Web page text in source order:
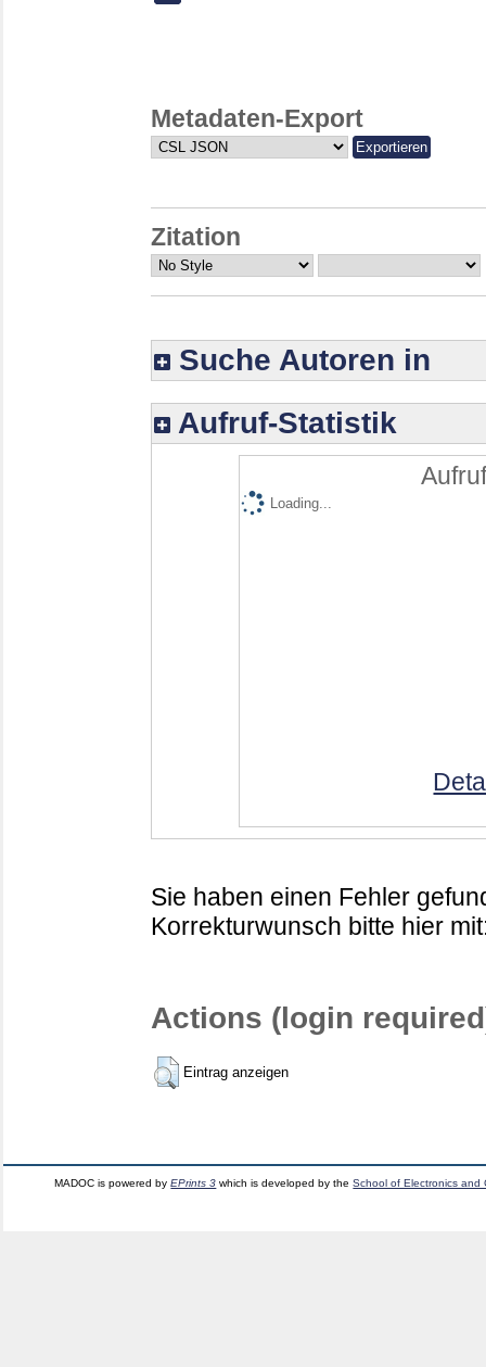
Metadaten-Export
Zitation
Suche Autoren in
Aufruf-Statistik
Loading...
Sie haben einen Fehler
Korrekturwunsch bitte hier
Actions (login
Eintrag anzeigen
MADOC is powered byEPrints 3 which is developed by theSchool of Electronics and